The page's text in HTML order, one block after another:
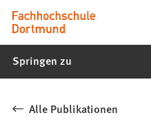
Inhalt anspringen
Fachhochschule
Dortmund
-
Studiengänge,
Springen zu
Alle Publikationen